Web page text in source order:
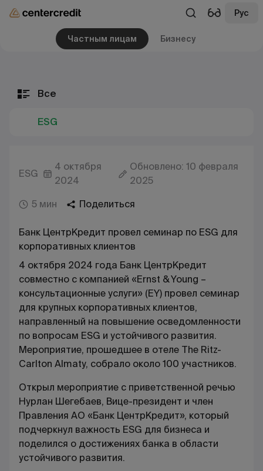
Рус
Частным лицам Бизнесу
Все
ESG
ESG
4 октября
2024
Обновлено: 10 февраля
2025
5 мин
Поделиться
Банк ЦентрКредит провел семинар по ESG для
корпоративных клиентов
4 октября 2024 года Банк ЦентрКредит
совместно с компанией «Ernst & Young –
консультационные услуги» (EY) провел семинар
для крупных корпоративных клиентов,
направленный на повышение осведомленности
по вопросам ESG и устойчивого развития.
Мероприятие, прошедшее в отеле The Ritz-
Carlton Almaty, собрало около 100 участников.
Открыл мероприятие с приветственной речью
Нурлан Шегебаев, Вице-президент и член
Правления АО «Банк ЦентрКредит», который
подчеркнул важность ESG для бизнеса и
поделился о достижениях банка в области
устойчивого развития.